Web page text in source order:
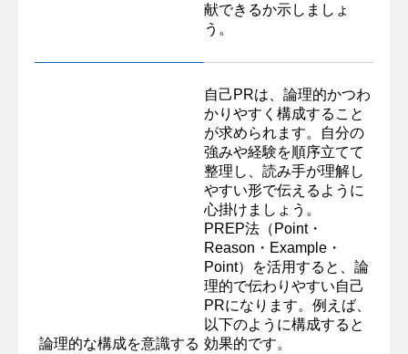
献できるか示しましょ
う。
論理的な構成を意識する
自己PRは、論理的かつわ
かりやすく構成すること
が求められます。自分の
強みや経験を順序立てて
整理し、読み手が理解し
やすい形で伝えるように
心掛けましょう。
PREP法（Point・
Reason・Example・
Point）を活用すると、論
理的で伝わりやすい自己
PRになります。例えば、
以下のように構成すると
効果的です。